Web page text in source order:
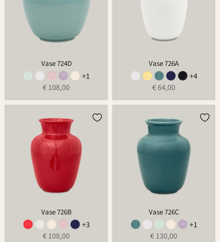
Vase 724D
+1
€ 108,00
Vase 726A
+4
€ 64,00
Vase 726B
+3
€ 108,00
Vase 726C
+1
€ 130,00